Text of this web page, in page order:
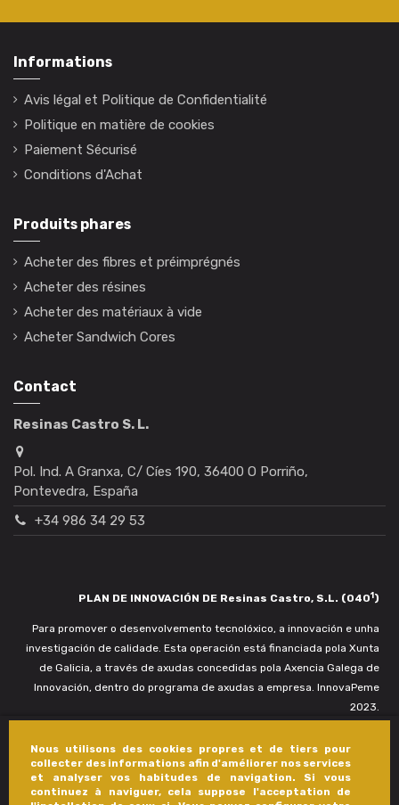
Nous utilisons des cookies propres et de tiers pour
collecter des informations afin d'améliorer nos services
et analyser vos habitudes de navigation. Si vous
continuez à naviguer, cela suppose l'acceptation de
Informations
Avis légal et Politique de Confidentialité
Politique en matière de cookies
Paiement Sécurisé
Conditions d'Achat
Produits phares
Acheter des fibres et préimprégnés
Acheter des résines
Acheter des matériaux à vide
Acheter Sandwich Cores
Contact
Resinas Castro S. L.
Pol. Ind. A Granxa, C/ Cíes 190, 36400 O Porriño,
Pontevedra, España
+34 986 34 29 53
PLAN DE INNOVACIÓN DE Resinas Castro, S.L. (0401)
Para promover o desenvolvemento tecnolóxico, a innovación e unha
investigación de calidade. Esta operación está financiada pola Xunta
de Galicia, a través de axudas concedidas pola Axencia Galega de
Innovación, dentro do programa de axudas a empresa. InnovaPeme
2023.